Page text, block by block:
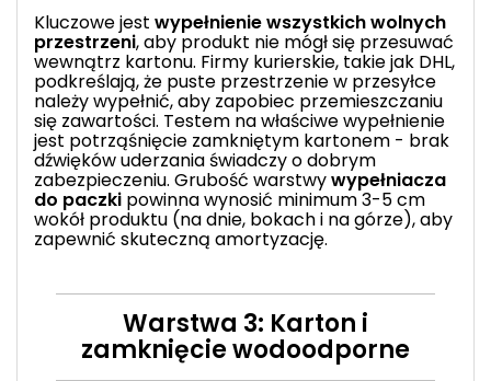
Kluczowe jest wypełnienie wszystkich wolnych
przestrzeni, aby produkt nie mógł się przesuwać
wewnątrz kartonu. Firmy kurierskie, takie jak DHL,
podkreślają, że puste przestrzenie w przesyłce
należy wypełnić, aby zapobiec przemieszczaniu
się zawartości. Testem na właściwe wypełnienie
jest potrząśnięcie zamkniętym kartonem - brak
dźwięków uderzania świadczy o dobrym
zabezpieczeniu. Grubość warstwywypełniacza
do paczki powinna wynosić minimum 3-5 cm
wokół produktu (na dnie, bokach i na górze), aby
zapewnić skuteczną amortyzację.
Warstwa 3: Karton i
zamknięcie wodoodporne